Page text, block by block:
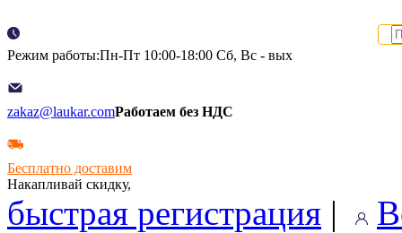
Режим работы:Пн-Пт 10:00-18:00 Сб, Вс - вых
zakaz@laukar.comРаботаем без НДС
Бесплатно доставим
Накапливай скидку,
быстрая регистрация |